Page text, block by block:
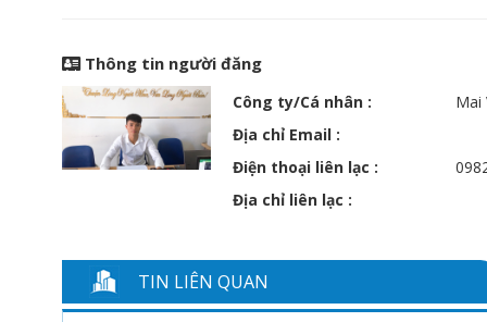
Thông tin người đăng
Công ty/Cá nhân :
Mai
Địa chỉ Email :
Điện thoại liên lạc :
Địa chỉ liên lạc :
TIN LIÊN QUAN